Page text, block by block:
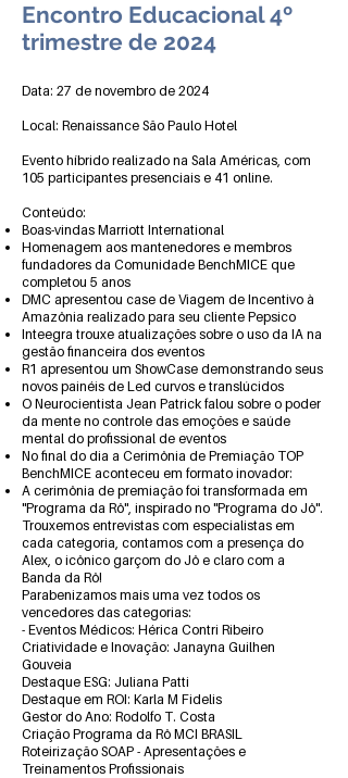
Encontro Educacional 4º
trimestre de 2024
Data: 27 de novembro de 2024
Local: Renaissance São Paulo Hotel
Evento híbrido realizado na Sala Américas, com
105 participantes presenciais e 41 online.
Conteúdo:
Boas-vindas Marriott International
Homenagem aos mantenedores e membros
fundadores da Comunidade BenchMICE que
completou 5 anos
DMC apresentou case de Viagem de Incentivo à
Amazônia realizado para seu cliente Pepsico
Inteegra trouxe atualizações sobre o uso da IA na
gestão financeira dos eventos
R1 apresentou um ShowCase demonstrando seus
novos painéis de Led curvos e translúcidos
O Neurocientista Jean Patrick falou sobre o poder
da mente no controle das emoções e saúde
mental do profissional de eventos
No final do dia a Cerimônia de Premiação TOP
BenchMICE aconteceu em formato inovador:
A cerimônia de premiação foi transformada em
"Programa da Rô", inspirado no "Programa do Jô".
Trouxemos entrevistas com especialistas em
cada categoria, contamos com a presença do
Alex, o icônico garçom do Jô e claro com a
Banda da Rô!
Parabenizamos mais uma vez todos os
vencedores das categorias:
- Eventos Médicos: Hérica Contri Ribeiro
Criatividade e Inovação: Janayna Guilhen
Gouveia
Destaque ESG: Juliana Patti
Destaque em ROI: Karla M Fidelis
Gestor do Ano: Rodolfo T. Costa
Criação Programa da Rô MCI BRASIL
Roteirização SOAP - Apresentações e
Treinamentos Profissionais